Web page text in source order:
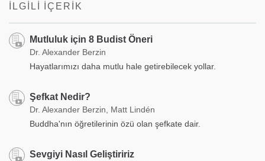
İLGILI İÇERIK
Mutluluk için 8 Budist Öneri
Dr. Alexander Berzin
Hayatlarımızı daha mutlu hale getirebilecek yollar.
Şefkat Nedir?
Dr. Alexander Berzin, Matt Lindén
Buddha'nın öğretilerinin özü olan şefkate dair.
Sevgiyi Nasıl Geliştiririz